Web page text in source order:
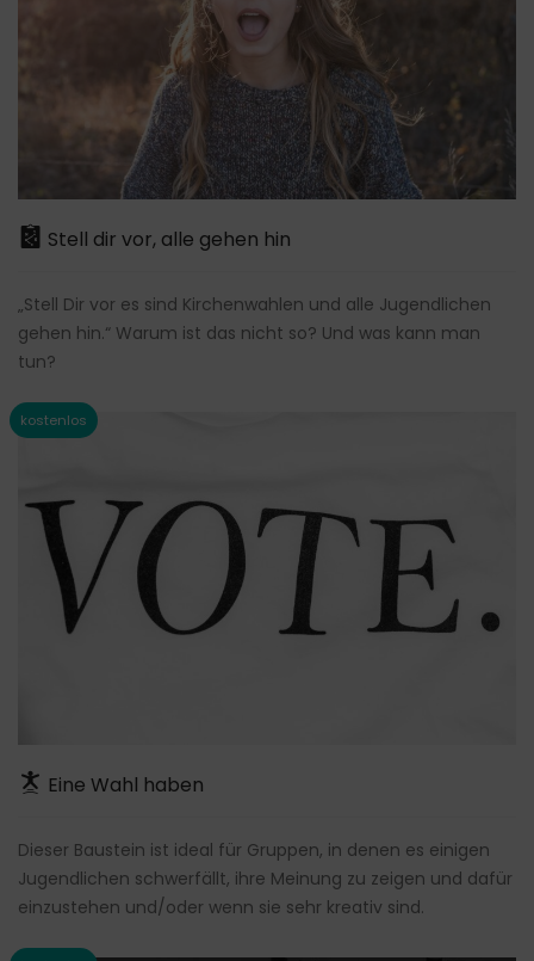
Stell dir vor, alle gehen hin
„Stell Dir vor es sind Kirchenwahlen und alle Jugendlichen
gehen hin.“ Warum ist das nicht so? Und was kann man
tun?
Eine Wahl haben
Dieser Baustein ist ideal für Gruppen, in denen es einigen
Jugendlichen schwerfällt, ihre Meinung zu zeigen und dafür
einzustehen und/oder wenn sie sehr kreativ sind.